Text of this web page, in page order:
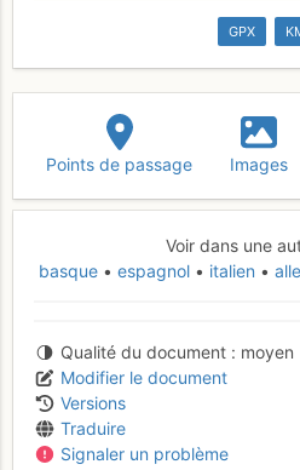
GPX
Points de passage Images
Voir dans une
basque
espagnol italien
Qualité du document
moyen
Modifier le document
Versions
Traduire
Signaler un problème